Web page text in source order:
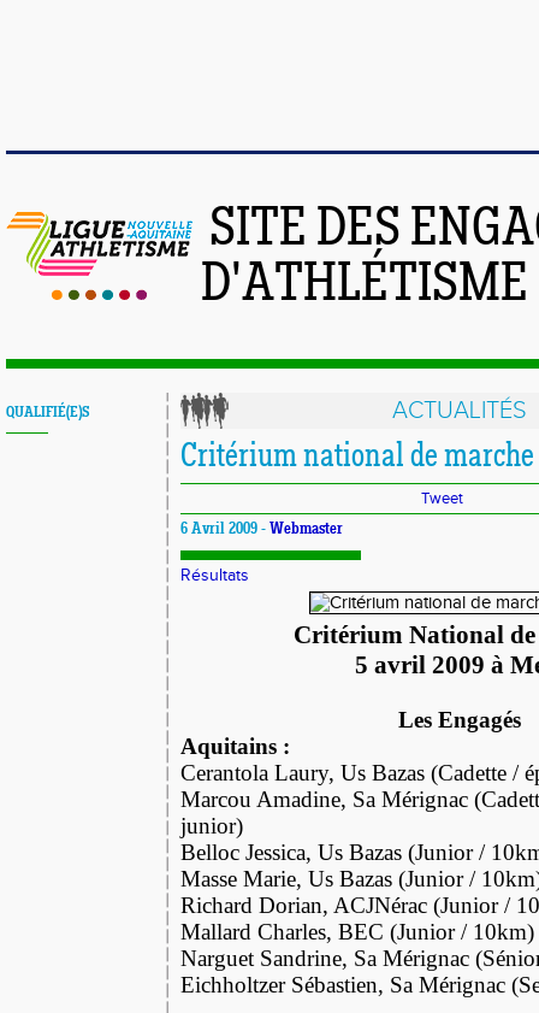
SITE DES
QUALIFIÉ(E)S ACTUALITÉS
Critérium national de marche
Tweet
6 Avril 2009 - Webmaster
Résultats
Critérium National
5 avril 2009 à
Les Engagés
Aquitains :
Cerantola Laury, Us Bazas (Cadette /
Marcou Amadine, Sa Mérignac
junior)
Belloc Jessica, Us Bazas (Junior /
Masse Marie, Us Bazas (Junior /
Richard Dorian, ACJNérac (Junior /
Mallard Charles, BEC (Junior / 10km)
Narguet Sandrine, Sa Mérignac
Eichholtzer Sébastien, Sa Mérignac